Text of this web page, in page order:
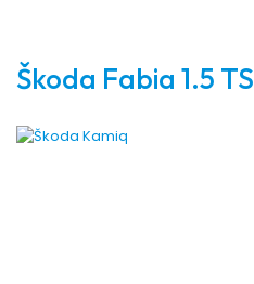
Škoda Fabia 1.5